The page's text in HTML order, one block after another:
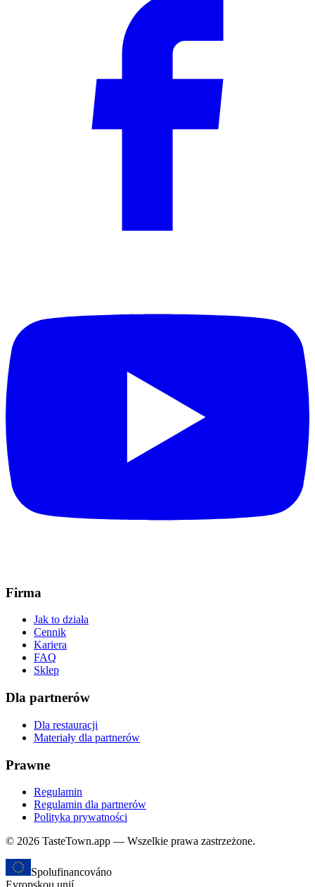
Firma
Jak to działa
Cennik
Kariera
FAQ
Sklep
Dla partnerów
Dla restauracji
Materiały dla partnerów
Prawne
Regulamin
Regulamin dla partnerów
Polityka prywatności
© 2026 TasteTown.app — Wszelkie prawa zastrzeżone.
Spolufinancováno